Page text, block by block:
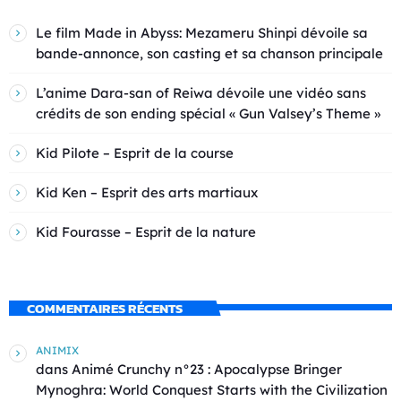
Le film Made in Abyss: Mezameru Shinpi dévoile sa
bande-annonce, son casting et sa chanson principale
L’anime Dara-san of Reiwa dévoile une vidéo sans
crédits de son ending spécial « Gun Valsey’s Theme »
Kid Pilote – Esprit de la course
Kid Ken – Esprit des arts martiaux
Kid Fourasse – Esprit de la nature
COMMENTAIRES RÉCENTS
ANIMIX
dans Animé Crunchy n°23 : Apocalypse Bringer
Mynoghra: World Conquest Starts with the Civilization